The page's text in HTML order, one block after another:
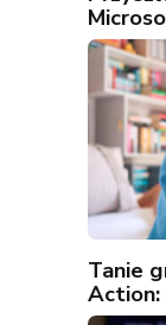
Tanie
Action: